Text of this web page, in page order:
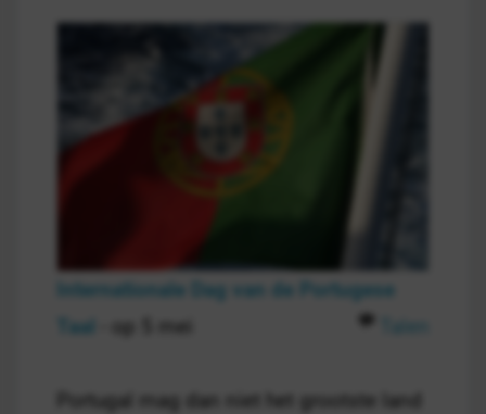
Internationale Dag van de Portugese
Taal
- op 5 mei
Portugal mag dan niet het grootste land